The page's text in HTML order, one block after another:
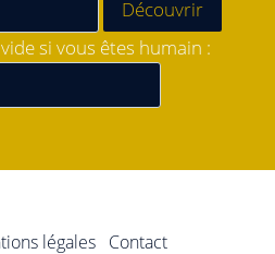
si vous êtes humain :
légales Contact